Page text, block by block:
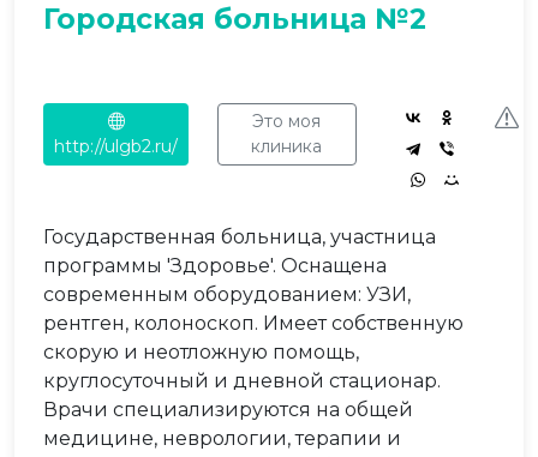
Городская больница №2
http://ulgb2.ru/
Это моя
клиника
Государственная больница, участница
программы 'Здоровье'. Оснащена
современным оборудованием: УЗИ,
рентген, колоноскоп. Имеет собственную
скорую и неотложную помощь,
круглосуточный и дневной стационар.
Врачи специализируются на общей
медицине, неврологии, терапии и